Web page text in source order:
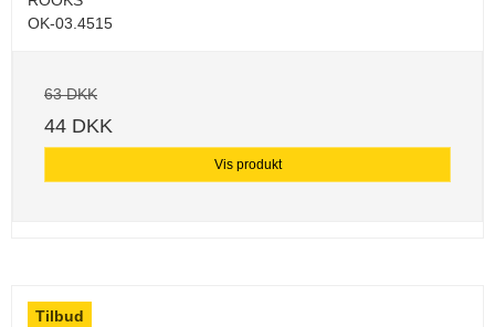
OK-03.4515
63 DKK
44 DKK
Vis produkt
Tilbud